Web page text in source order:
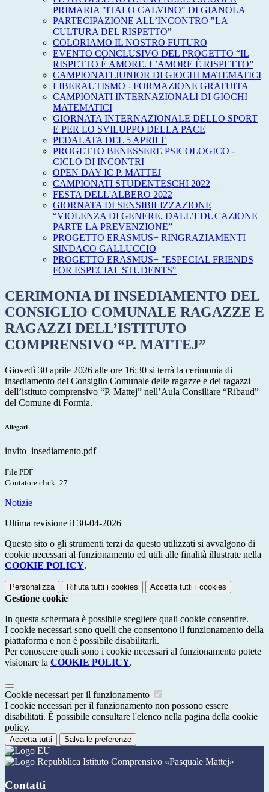
PRIMARIA "ITALO CALVINO" DI GIANOLA
PARTECIPAZIONE ALL’INCONTRO "LA
CULTURA DEL RISPETTO"
COLORIAMO IL NOSTRO FUTURO
EVENTO CONCLUSIVO DEL PROGETTO “IL
RISPETTO È AMORE. L’AMORE È RISPETTO”
CAMPIONATI JUNIOR DI GIOCHI MATEMATICI
LIBERAUTISMO - FORMAZIONE GRATUITA
CAMPIONATI INTERNAZIONALI DI GIOCHI
MATEMATICI
GIORNATA INTERNAZIONALE DELLO SPORT
E PER LO SVILUPPO DELLA PACE
PEDALATA DEL 5 APRILE
PROGETTO BENESSERE PSICOLOGICO -
CICLO DI INCONTRI
OPEN DAY IC P. MATTEJ
CAMPIONATI STUDENTESCHI 2022
FESTA DELL'ALBERO 2022
GIORNATA DI SENSIBILIZZAZIONE
“VIOLENZA DI GENERE, DALL’EDUCAZIONE
PARTE LA PREVENZIONE”
PROGETTO ERASMUS+ RINGRAZIAMENTI
SINDACO GALLUCCIO
PROGETTO ERASMUS+ "ESPECIAL FRIENDS
FOR ESPECIAL STUDENTS"
CERIMONIA DI INSEDIAMENTO DEL
CONSIGLIO COMUNALE RAGAZZE E
RAGAZZI DELL’ISTITUTO
COMPRENSIVO “P. MATTEJ”
Giovedì 30 aprile 2026 alle ore 16:30 si terrà la cerimonia di
insediamento del Consiglio Comunale delle ragazze e dei ragazzi
dell’istituto comprensivo “P. Mattej” nell’Aula Consiliare “Ribaud”
del Comune di Formia.
Allegati
invito_insediamento.pdf
File PDF
Contatore click: 27
Notizie
Ultima revisione il 30-04-2026
Questo sito o gli strumenti terzi da questo utilizzati si avvalgono di
cookie necessari al funzionamento ed utili alle finalità illustrate nella
COOKIE POLICY.
Personalizza Rifiuta tutti i cookies Accetta tutti i cookies
Gestione cookie
In questa schermata è possibile scegliere quali cookie consentire.
I cookie necessari sono quelli che consentono il funzionamento della
piattaforma e non è possibile disabilitarli.
Per conoscere quali sono i cookie necessari al funzionamento potete
visionare la COOKIE POLICY.
Cookie necessari per il funzionamento
I cookie necessari per il funzionamento non possono essere
disabilitati. È possibile consultare l'elenco nella pagina della cookie
policy.
Accetta tutti Salva le preferenze
Istituto Comprensivo «Pasquale Mattej»
Contatti